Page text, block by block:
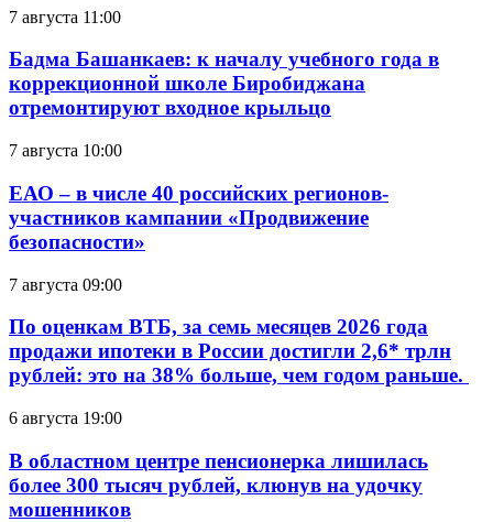
7 августа 11:00
Бадма Башанкаев: к началу учебного года в
коррекционной школе Биробиджана
отремонтируют входное крыльцо
7 августа 10:00
ЕАО – в числе 40 российских регионов-
участников кампании «Продвижение
безопасности»
7 августа 09:00
По оценкам ВТБ, за семь месяцев 2026 года
продажи ипотеки в России достигли 2,6* трлн
рублей: это на 38% больше, чем годом раньше.
6 августа 19:00
В областном центре пенсионерка лишилась
более 300 тысяч рублей, клюнув на удочку
мошенников